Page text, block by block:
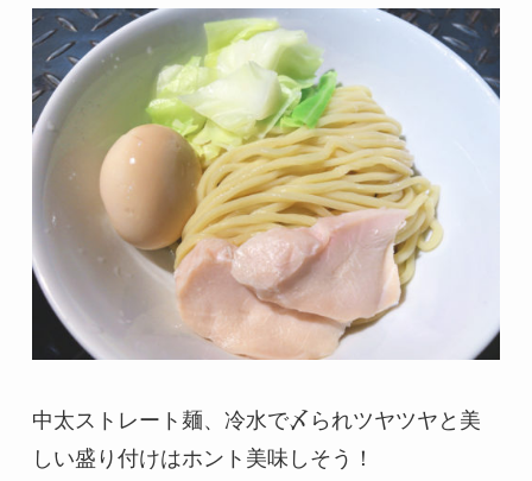
中太ストレート麺、冷水で〆られツヤツヤと美
しい盛り付けはホント美味しそう！